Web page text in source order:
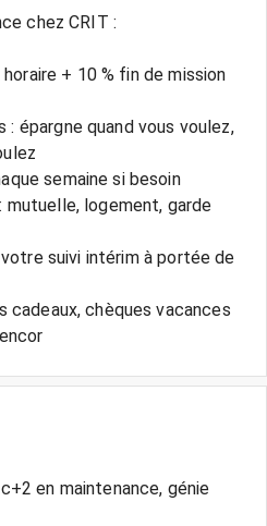
chez CRIT :
+ 10 % fin de mission
: épargne quand vous voulez,
semaine si besoin
mutuelle, logement, garde
suivi intérim à portée de
cadeaux, chèques vacances
en maintenance, génie